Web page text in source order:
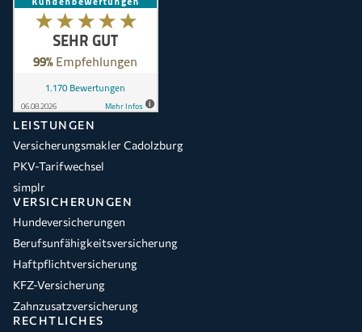
LEISTUNGEN
Versicherungsmakler Cadolzburg
PKV-Tarifwechsel
simplr
VERSICHERUNGEN
Hundeversicherungen
Berufsunfähigkeitsversicherung
Haftpflichtversicherung
KFZ-Versicherung
Zahnzusatzversicherung
RECHTLICHES